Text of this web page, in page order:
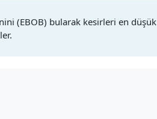
(EBOB) bularak kesirleri en düşük